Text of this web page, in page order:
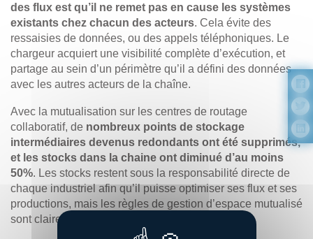
des flux est qu’il ne remet pas en cause les systèmes
existants chez chacun des acteurs. Cela évite des
ressaisies de données, ou des appels téléphoniques. Le
chargeur acquiert une visibilité complète d’exécution, et
partage au sein d’un périmètre qu’il a défini des données
avec les autres acteurs de la chaîne.
Avec la mutualisation sur les centres de routage
collaboratif, de nombreux points de stockage
intermédiaires devenus redondants ont été supprimés,
et les stocks dans la chaine ont diminué d’au moins
50%. Les stocks restent sous la responsabilité directe de
chaque industriel afin qu’il puisse optimiser ses flux et ses
productions, mais les règles de gestion d’espace mutualisé
sont clairement définies et connues de tous.